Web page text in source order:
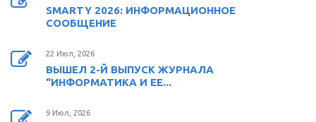
SMARTY 2026: ИНФОРМАЦИОННОЕ
СООБЩЕНИЕ
22 Июл, 2026
ВЫШЕЛ 2-Й ВЫПУСК ЖУРНАЛА
"ИНФОРМАТИКА И ЕЕ...
9 Июл, 2026